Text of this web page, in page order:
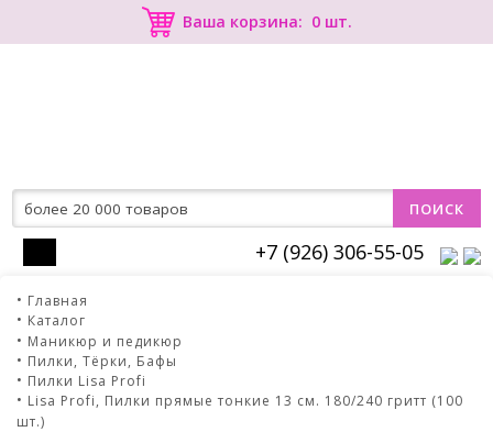
0
+7 (926) 306-55-05
Главная
Каталог
Маникюр и педикюр
Пилки, Тёрки, Бафы
Пилки Lisa Profi
Lisa Profi, Пилки прямые тонкие 13 см. 180/240 гритт (100
шт.)